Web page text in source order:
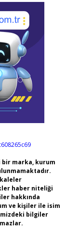
marka, kurum
haber niteliği
hakkında
ve kişiler ile isim
bilgiler